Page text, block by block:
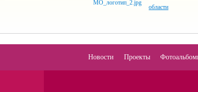
области
Новости Проекты